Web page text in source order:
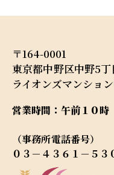
〒164-0001
東京都中野区中野5
ライオンズマンショ
営業時間：午前１０
（事務所電話番号）
０３－４３６１－５３